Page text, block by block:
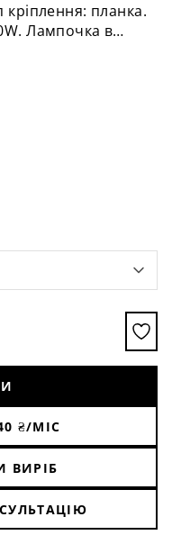
кріплення: планка.
Лампочка в
₴/МІС
ВИРІБ